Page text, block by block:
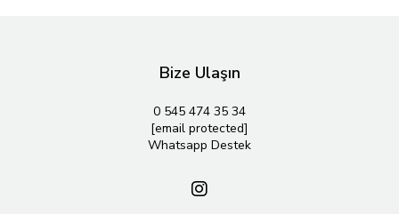
Bize Ulaşın
0 545 474 35 34
[email protected]
Whatsapp Destek